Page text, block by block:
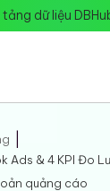
tảng dữ liệu
& 4 KPI Đo
quảng cáo